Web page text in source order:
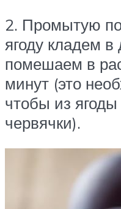
2. Промытую
ягоду кладем в
помешаем в
минут (это
чтобы из
червячки).